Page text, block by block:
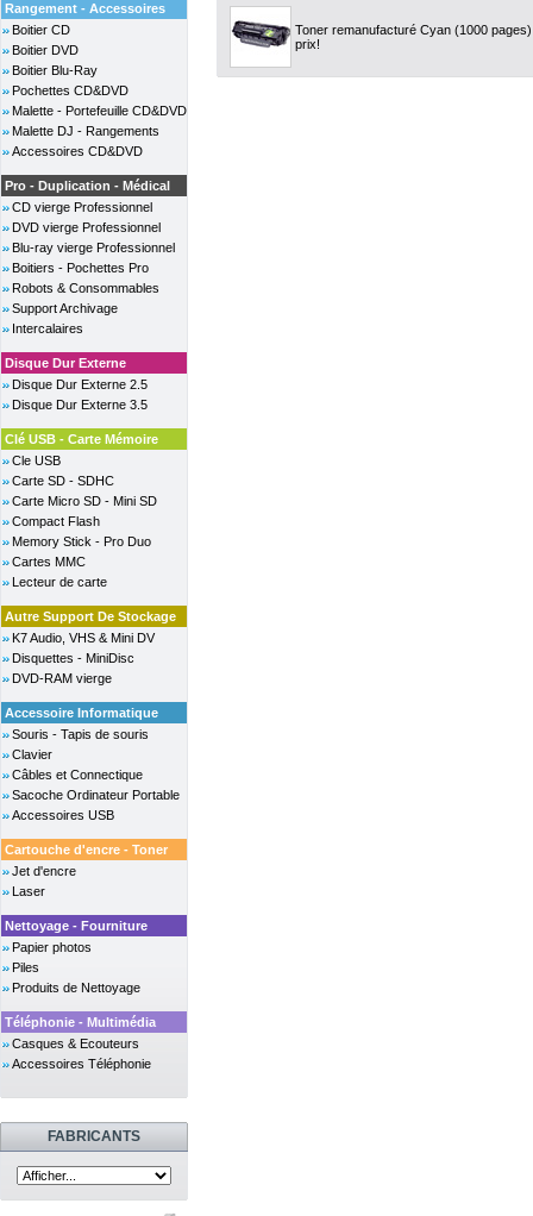
Rangement - Accessoires
Boitier CD
Boitier DVD
Boitier Blu-Ray
Pochettes CD&DVD
Malette - Portefeuille CD&DVD
Malette DJ - Rangements
Accessoires CD&DVD
Pro - Duplication - Médical
CD vierge Professionnel
DVD vierge Professionnel
Blu-ray vierge Professionnel
Boitiers - Pochettes Pro
Robots & Consommables
Support Archivage
Intercalaires
Disque Dur Externe
Disque Dur Externe 2.5
Disque Dur Externe 3.5
Clé USB - Carte Mémoire
Cle USB
Carte SD - SDHC
Carte Micro SD - Mini SD
Compact Flash
Memory Stick - Pro Duo
Cartes MMC
Lecteur de carte
Autre Support De Stockage
K7 Audio, VHS & Mini DV
Disquettes - MiniDisc
DVD-RAM vierge
Accessoire Informatique
Souris - Tapis de souris
Clavier
Câbles et Connectique
Sacoche Ordinateur Portable
Accessoires USB
Cartouche d'encre - Toner
Jet d'encre
Laser
Nettoyage - Fourniture
Papier photos
Piles
Produits de Nettoyage
Téléphonie - Multimédia
Casques & Ecouteurs
Accessoires Téléphonie
FABRICANTS
Toner remanufacturé Cyan (1000
prix!